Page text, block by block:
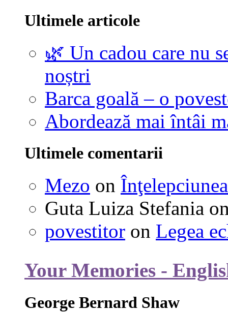
Ultimele articole
🌿 Un cadou care nu
noștri
Barca goală – o
Abordează mai întâi
Ultimele comentarii
Mezo on Înţelepciunea
Guta Luiza Stefania
povestitor on Legea
Your Memories -
George Bernard Shaw